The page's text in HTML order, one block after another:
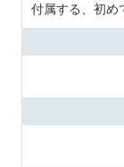
付属する、初め